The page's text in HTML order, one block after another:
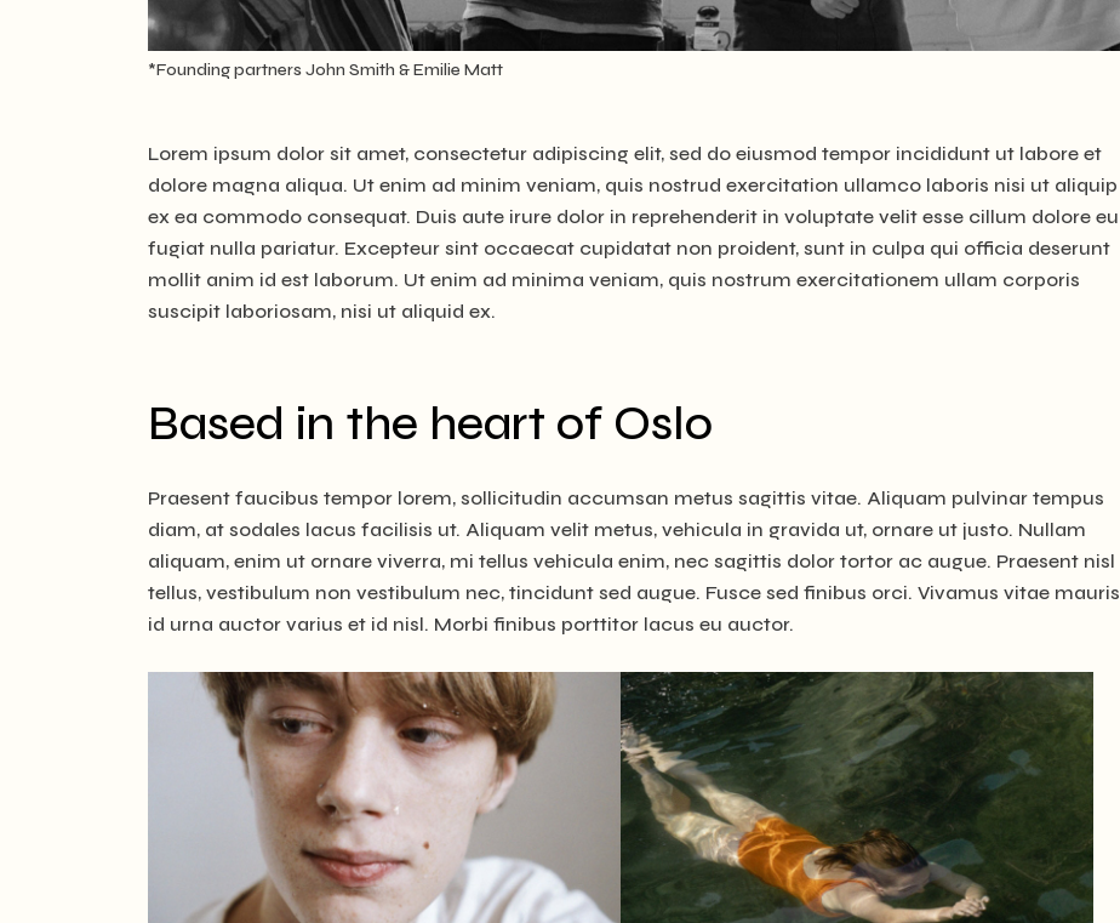
*Founding partners John Smith & Emilie Matt
Lorem ipsum dolor sit amet, consectetur adipiscing elit, sed do eiusmod tempor incididunt ut labore et
dolore magna aliqua. Ut enim ad minim veniam, quis nostrud exercitation ullamco laboris nisi ut aliquip
ex ea commodo consequat. Duis aute irure dolor in reprehenderit in voluptate velit esse cillum dolore eu
fugiat nulla pariatur. Excepteur sint occaecat cupidatat non proident, sunt in culpa qui officia deserunt
mollit anim id est laborum. Ut enim ad minima veniam, quis nostrum exercitationem ullam corporis
suscipit laboriosam, nisi ut aliquid ex.
Based in the heart of Oslo
Praesent faucibus tempor lorem, sollicitudin accumsan metus sagittis vitae. Aliquam pulvinar tempus
diam, at sodales lacus facilisis ut. Aliquam velit metus, vehicula in gravida ut, ornare ut justo. Nullam
aliquam, enim ut ornare viverra, mi tellus vehicula enim, nec sagittis dolor tortor ac augue. Praesent nisl
tellus, vestibulum non vestibulum nec, tincidunt sed augue. Fusce sed finibus orci. Vivamus vitae mauris
id urna auctor varius et id nisl. Morbi finibus porttitor lacus eu auctor.